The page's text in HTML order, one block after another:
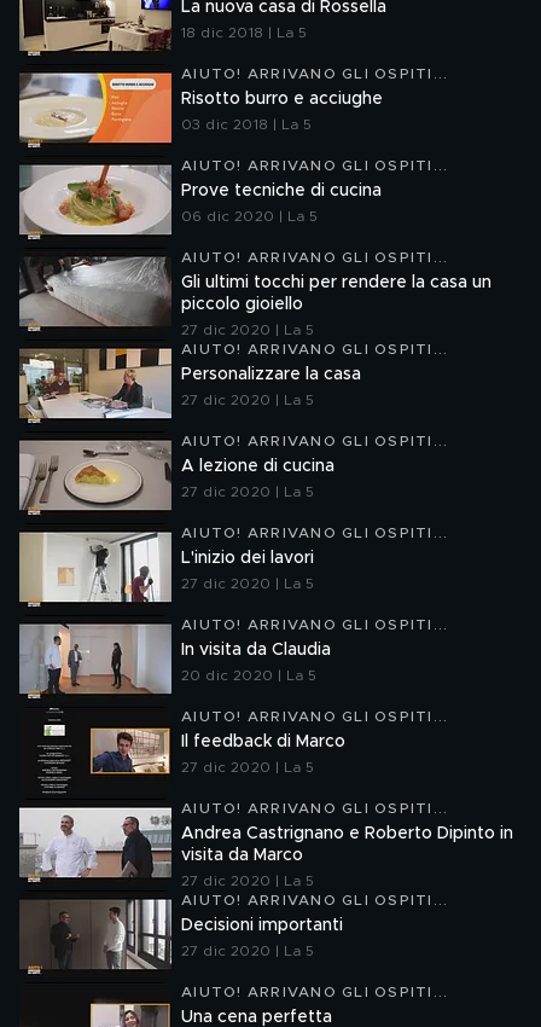
La nuova casa di Rossella
18 dic 2018 | La 5
AIUTO! ARRIVANO GLI OSPITI...
Risotto burro e acciughe
03 dic 2018 | La 5
AIUTO! ARRIVANO GLI OSPITI...
Prove tecniche di cucina
06 dic 2020 | La 5
AIUTO! ARRIVANO GLI OSPITI...
Gli ultimi tocchi per rendere la casa un
piccolo gioiello
27 dic 2020 | La 5
AIUTO! ARRIVANO GLI OSPITI...
Personalizzare la casa
27 dic 2020 | La 5
AIUTO! ARRIVANO GLI OSPITI...
A lezione di cucina
27 dic 2020 | La 5
AIUTO! ARRIVANO GLI OSPITI...
L'inizio dei lavori
27 dic 2020 | La 5
AIUTO! ARRIVANO GLI OSPITI...
In visita da Claudia
20 dic 2020 | La 5
AIUTO! ARRIVANO GLI OSPITI...
Il feedback di Marco
27 dic 2020 | La 5
AIUTO! ARRIVANO GLI OSPITI...
Andrea Castrignano e Roberto Dipinto in
visita da Marco
27 dic 2020 | La 5
AIUTO! ARRIVANO GLI OSPITI...
Decisioni importanti
27 dic 2020 | La 5
AIUTO! ARRIVANO GLI OSPITI...
Una cena perfetta